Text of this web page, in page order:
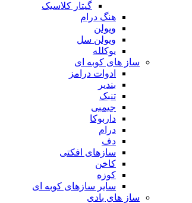
گیتار کلاسیک
هنگ درام
ویولن
ویولن سل
یوکلله
ساز های کوبه ای
ادوات درامز
بندیر
تنبک
جیمبی
داربوکا
درام
دف
سازهای افکتی
کاخن
کوزه
سایر سازهای کوبه ای
ساز های بادی